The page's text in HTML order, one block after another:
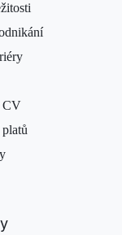
CV